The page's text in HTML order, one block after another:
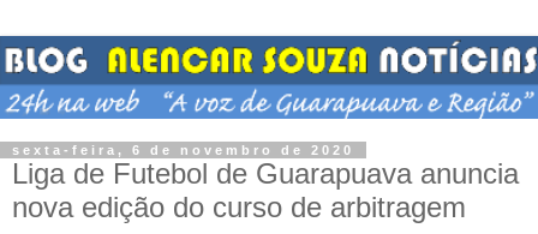
sexta-feira, 6 de novembro de 2020
Liga de Futebol de Guarapuava anuncia
nova edição do curso de arbitragem